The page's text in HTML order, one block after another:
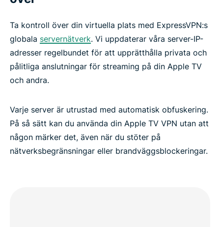
Ta kontroll över din virtuella plats med ExpressVPN:s
globala servernätverk. Vi uppdaterar våra server-IP-
adresser regelbundet för att upprätthålla privata och
pålitliga anslutningar för streaming på din Apple TV
och andra.
Varje server är utrustad med automatisk obfuskering.
På så sätt kan du använda din Apple TV VPN utan att
någon märker det, även när du stöter på
nätverksbegränsningar eller brandväggsblockeringar.